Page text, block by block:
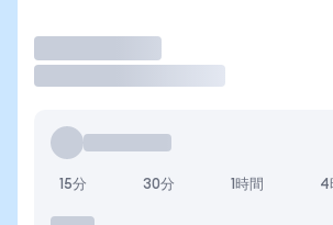
15分 30分 1時間 4